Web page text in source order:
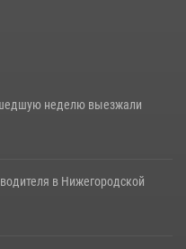
неделю выезжали
в Нижегородской